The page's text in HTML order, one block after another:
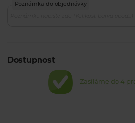
Poznámka do objednávky
Dostupnost
Zasíláme do 4